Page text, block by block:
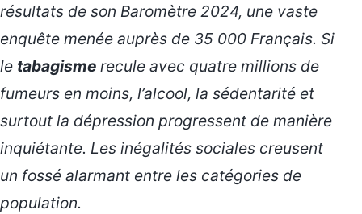
résultats de son Baromètre 2024, une vaste
enquête menée auprès de 35 000 Français. Si
le tabagisme recule avec quatre millions de
fumeurs en moins, l’alcool, la sédentarité et
surtout la dépression progressent de manière
inquiétante. Les inégalités sociales creusent
un fossé alarmant entre les catégories de
population.